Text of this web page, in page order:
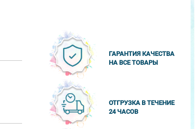
ГАРАНТИЯ КАЧЕСТВА
НА ВСЕ ТОВАРЫ
ОТГРУЗКА В ТЕЧЕНИЕ
24 ЧАСОВ